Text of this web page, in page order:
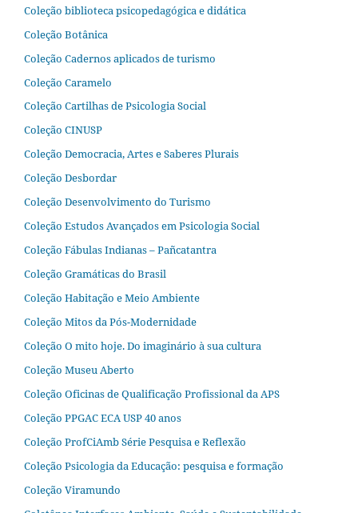
Coleção biblioteca psicopedagógica e didática
Coleção Botânica
Coleção Cadernos aplicados de turismo
Coleção Caramelo
Coleção Cartilhas de Psicologia Social
Coleção CINUSP
Coleção Democracia, Artes e Saberes Plurais
Coleção Desbordar
Coleção Desenvolvimento do Turismo
Coleção Estudos Avançados em Psicologia Social
Coleção Fábulas Indianas – Pañcatantra
Coleção Gramáticas do Brasil
Coleção Habitação e Meio Ambiente
Coleção Mitos da Pós-Modernidade
Coleção O mito hoje. Do imaginário à sua cultura
Coleção Museu Aberto
Coleção Oficinas de Qualificação Profissional da APS
Coleção PPGAC ECA USP 40 anos
Coleção ProfCiAmb Série Pesquisa e Reflexão
Coleção Psicologia da Educação: pesquisa e formação
Coleção Viramundo